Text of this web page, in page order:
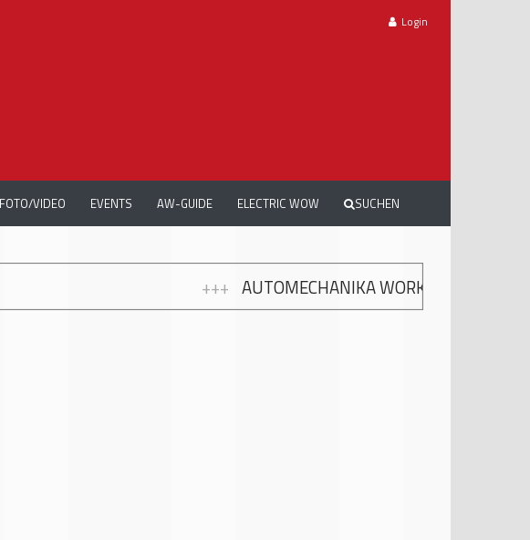
Login
FOTO/VIDEO EVENTS AW-GUIDE ELECTRIC WOW SUCHEN
AUTOMECHANIKA WORKSHOPS: GRATIS WEITERBILDUNG ZUR